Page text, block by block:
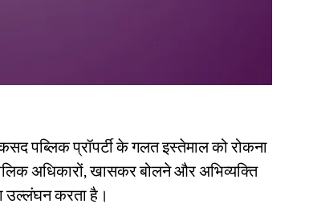
पब्लिक प्रॉपर्टी के गलत इस्तेमाल को रोकना
अधिकारों, खासकर बोलने और अभिव्यक्ति
उल्लंघन करता है।